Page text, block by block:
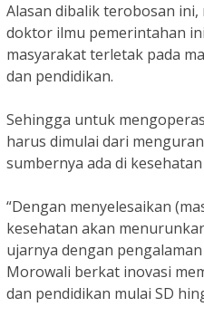
Alasan dibalik terobosan
doktor ilmu pemerintahan
masyarakat terletak pada
dan pendidikan.
Sehingga untuk
harus dimulai dari
sumbernya ada di
“Dengan menyelesaikan
kesehatan akan
ujarnya dengan
Morowali berkat inovasi
dan pendidikan mulai SD